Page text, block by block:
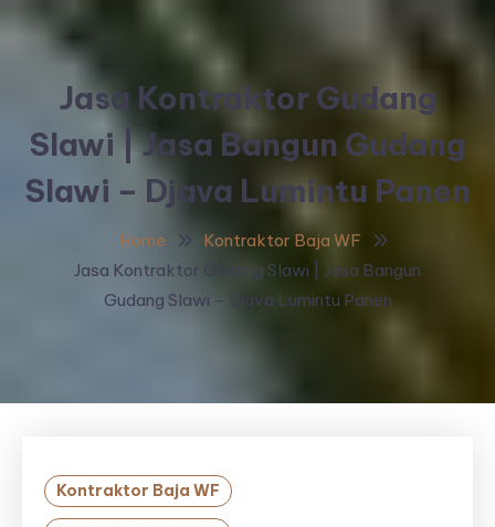
Jasa Kontraktor Gudang
Slawi | Jasa Bangun Gudang
Slawi – Djava Lumintu Panen
Home
Kontraktor Baja WF
Jasa Kontraktor Gudang Slawi | Jasa Bangun
Gudang Slawi – Djava Lumintu Panen
Kontraktor Baja WF